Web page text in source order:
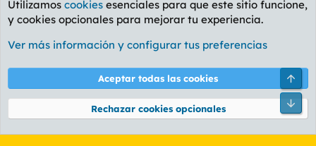
Foro General
Cookies
PL OLDSTYLE AMARILLO
Términos y reglas Política de privacidad Ayuda
Community platform by XenForo® © 2010-2026 XenForo Ltd.
Utilizamos cookies esenciales para que este sitio funcione,
y cookies opcionales para mejorar tu experiencia.
Ver más información y configurar tus preferencias
Aceptar todas las cookies
Rechazar cookies opcionales
Pie